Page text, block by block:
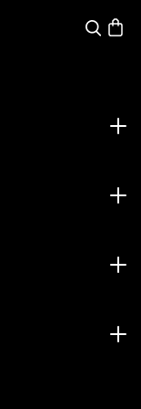
Cerca